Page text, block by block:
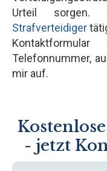
Urteil
Strafverteidiger
Telefonnummer,
mir auf.
- jetzt